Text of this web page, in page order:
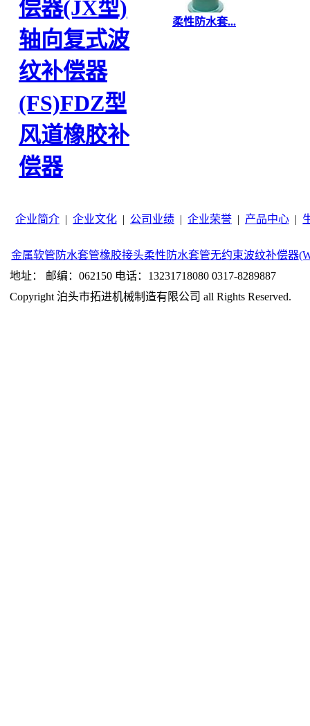
偿器(JX型)
轴向复式波
纹补偿器
(FS)FDZ型
风道橡胶补
偿器
柔性防水套...
企业简介 | 企业文化 | 公司业绩 | 企业荣誉 | 产品中心 |
金属软管 防水套管橡胶接头柔性防水套管无约束波纹补偿器
地址： 邮编：062150 电话：13231718080 0317-8289887
Copyright 泊头市拓进机械制造有限公司 all Rights Reserved.